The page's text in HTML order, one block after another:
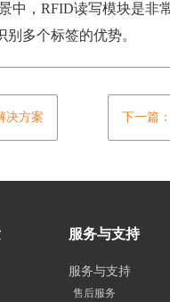
，RFID读写模块是非
多个标签的优势。
决方案 下一篇
服务与支持
服务与支持
售后服务